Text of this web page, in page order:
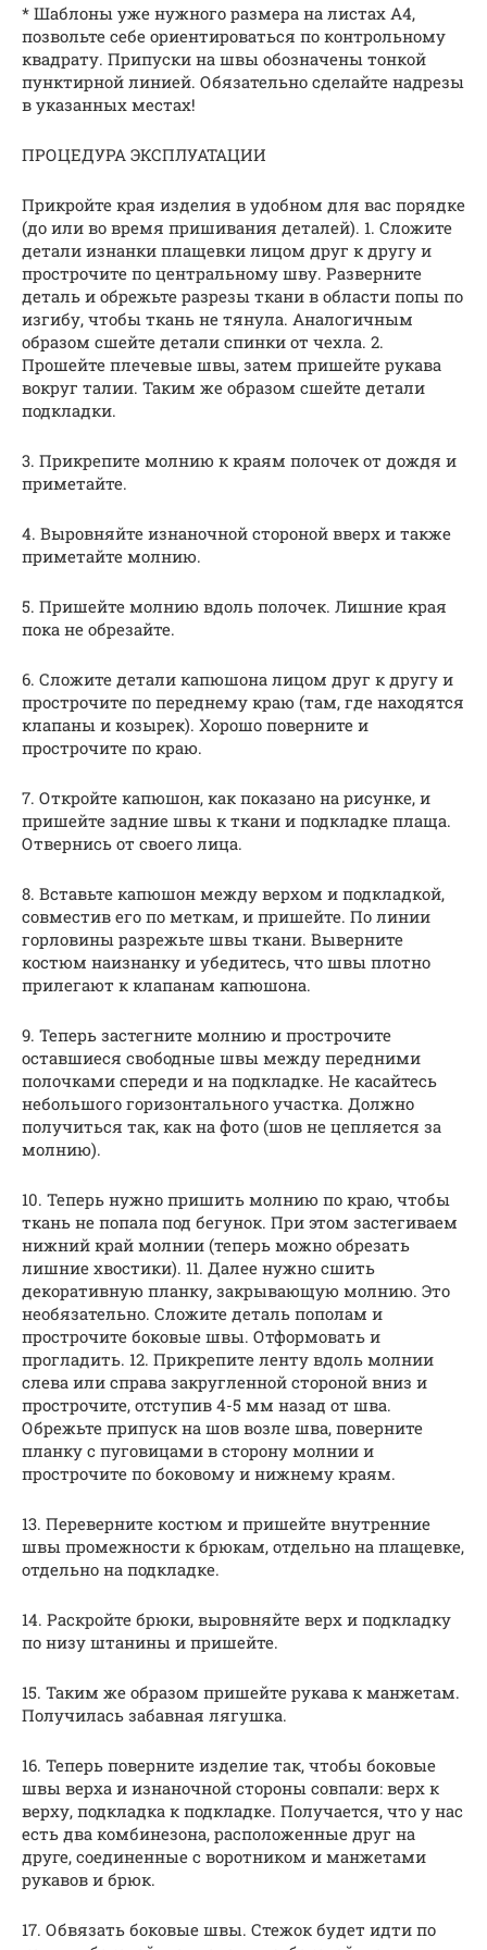
* Шаблоны уже нужного размера на листах А4,
позвольте себе ориентироваться по контрольному
квадрату. Припуски на швы обозначены тонкой
пунктирной линией. Обязательно сделайте надрезы
в указанных местах!
ПРОЦЕДУРА ЭКСПЛУАТАЦИИ
Прикройте края изделия в удобном для вас порядке
(до или во время пришивания деталей). 1. Сложите
детали изнанки плащевки лицом друг к другу и
прострочите по центральному шву. Разверните
деталь и обрежьте разрезы ткани в области попы по
изгибу, чтобы ткань не тянула. Аналогичным
образом сшейте детали спинки от чехла. 2.
Прошейте плечевые швы, затем пришейте рукава
вокруг талии. Таким же образом сшейте детали
подкладки.
3. Прикрепите молнию к краям полочек от дождя и
приметайте.
4. Выровняйте изнаночной стороной вверх и также
приметайте молнию.
5. Пришейте молнию вдоль полочек. Лишние края
пока не обрезайте.
6. Сложите детали капюшона лицом друг к другу и
прострочите по переднему краю (там, где находятся
клапаны и козырек). Хорошо поверните и
прострочите по краю.
7. Откройте капюшон, как показано на рисунке, и
пришейте задние швы к ткани и подкладке плаща.
Отвернись от своего лица.
8. Вставьте капюшон между верхом и подкладкой,
совместив его по меткам, и пришейте. По линии
горловины разрежьте швы ткани. Выверните
костюм наизнанку и убедитесь, что швы плотно
прилегают к клапанам капюшона.
9. Теперь застегните молнию и прострочите
оставшиеся свободные швы между передними
полочками спереди и на подкладке. Не касайтесь
небольшого горизонтального участка. Должно
получиться так, как на фото (шов не цепляется за
молнию).
10. Теперь нужно пришить молнию по краю, чтобы
ткань не попала под бегунок. При этом застегиваем
нижний край молнии (теперь можно обрезать
лишние хвостики). 11. Далее нужно сшить
декоративную планку, закрывающую молнию. Это
необязательно. Сложите деталь пополам и
прострочите боковые швы. Отформовать и
прогладить. 12. Прикрепите ленту вдоль молнии
слева или справа закругленной стороной вниз и
прострочите, отступив 4-5 мм назад от шва.
Обрежьте припуск на шов возле шва, поверните
планку с пуговицами в сторону молнии и
прострочите по боковому и нижнему краям.
13. Переверните костюм и пришейте внутренние
швы промежности к брюкам, отдельно на плащевке,
отдельно на подкладке.
14. Раскройте брюки, выровняйте верх и подкладку
по низу штанины и пришейте.
15. Таким же образом пришейте рукава к манжетам.
Получилась забавная лягушка.
16. Теперь поверните изделие так, чтобы боковые
швы верха и изнаночной стороны совпали: верх к
верху, подкладка к подкладке. Получается, что у нас
есть два комбинезона, расположенные друг на
друге, соединенные с воротником и манжетами
рукавов и брюк.
17. Обвязать боковые швы. Стежок будет идти по